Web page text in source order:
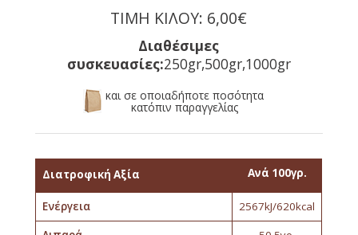
ΤΙΜΗ ΚΙΛΟΥ: 6,00€
Διαθέσιμες
συσκευασίες:250gr,500gr,1000gr
και σε οποιαδήποτε ποσότητα
κατόπιν παραγγελίας
Διατροφική Αξία Ανά 100γρ.
Ενέργεια
2567kJ/620kcal